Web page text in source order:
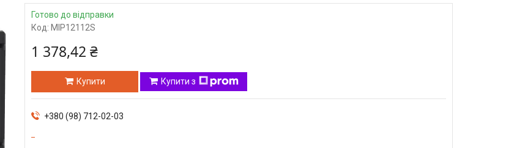
Готово до відправки
Код: MIP12112S
1 378,42 ₴
Купити Купити з
+380 (98) 712-02-03